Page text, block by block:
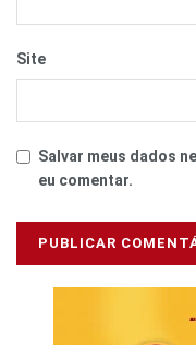
Site
Salvar meus dados
eu comentar.